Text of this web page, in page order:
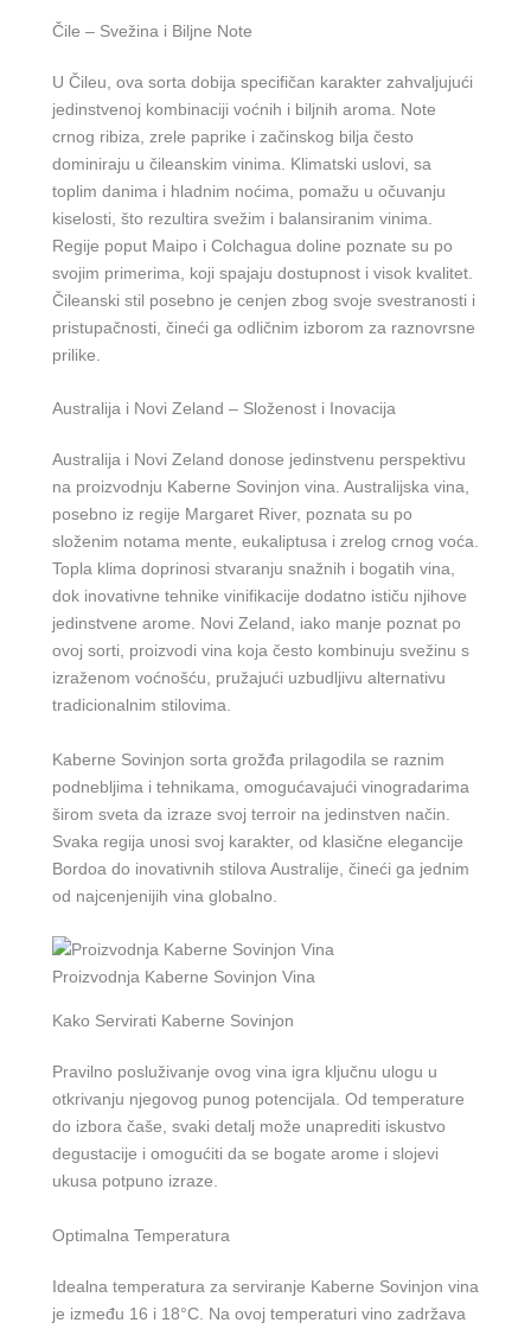
Čile – Svežina i Biljne Note
U Čileu, ova sorta dobija specifičan karakter zahvaljujući
jedinstvenoj kombinaciji voćnih i biljnih aroma. Note
crnog ribiza, zrele paprike i začinskog bilja često
dominiraju u čileanskim vinima. Klimatski uslovi, sa
toplim danima i hladnim noćima, pomažu u očuvanju
kiselosti, što rezultira svežim i balansiranim vinima.
Regije poput Maipo i Colchagua doline poznate su po
svojim primerima, koji spajaju dostupnost i visok kvalitet.
Čileanski stil posebno je cenjen zbog svoje svestranosti i
pristupačnosti, čineći ga odličnim izborom za raznovrsne
prilike.
Australija i Novi Zeland – Složenost i Inovacija
Australija i Novi Zeland donose jedinstvenu perspektivu
na proizvodnju Kaberne Sovinjon vina. Australijska vina,
posebno iz regije Margaret River, poznata su po
složenim notama mente, eukaliptusa i zrelog crnog voća.
Topla klima doprinosi stvaranju snažnih i bogatih vina,
dok inovativne tehnike vinifikacije dodatno ističu njihove
jedinstvene arome. Novi Zeland, iako manje poznat po
ovoj sorti, proizvodi vina koja često kombinuju svežinu s
izraženom voćnošću, pružajući uzbudljivu alternativu
tradicionalnim stilovima.
Kaberne Sovinjon sorta grožđa prilagodila se raznim
podnebljima i tehnikama, omogućavajući vinogradarima
širom sveta da izraze svoj terroir na jedinstven način.
Svaka regija unosi svoj karakter, od klasične elegancije
Bordoa do inovativnih stilova Australije, čineći ga jednim
od najcenjenijih vina globalno.
Proizvodnja Kaberne Sovinjon Vina
Kako Servirati Kaberne Sovinjon
Pravilno posluživanje ovog vina igra ključnu ulogu u
otkrivanju njegovog punog potencijala. Od temperature
do izbora čaše, svaki detalj može unaprediti iskustvo
degustacije i omogućiti da se bogate arome i slojevi
ukusa potpuno izraze.
Optimalna Temperatura
Idealna temperatura za serviranje Kaberne Sovinjon vina
je između 16 i 18°C. Na ovoj temperaturi vino zadržava